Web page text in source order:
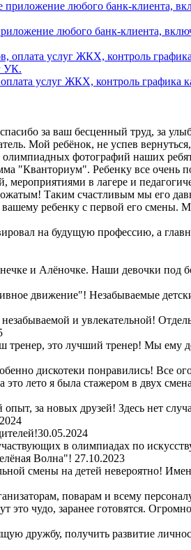
любого банк-клиента,
услуг ЖКХ, контроль графика
за ваш бесценный труд, за
Мой ребёнок, не успев вернуться,
фотографий наших
"Кванториум". Ребенку все очень
в лагере и
Таким счастливым мы его
ребенку с первой его смены.
на будущую профессию, а
и Алёночке. Наши девочки под
движение"! Незабываемые
и увлекательной!
это лучший тренер! Мы ему
дискотеки понравились! Все
это лето я была стажером в двух
за новых друзей! Здесь нет
30.05.2024
в олимпиадах по
Волна"! 27.10.2023
смены на детей невероятно!
поварам и всему
чудо, заранее готовятся.
дружбу, получить развитие